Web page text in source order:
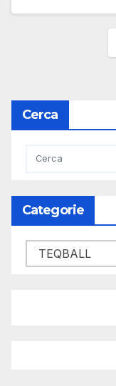
Cerca
Categorie
Categorie